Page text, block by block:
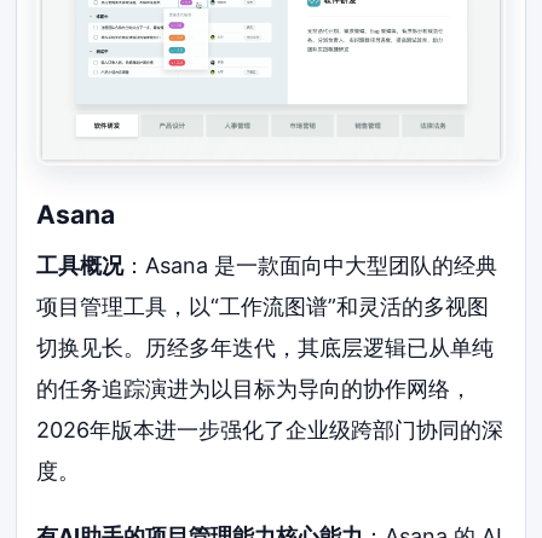
Asana
工具概况：Asana 是一款面向中大型团队的经典
项目管理工具，以“工作流图谱”和灵活的多视图
切换见长。历经多年迭代，其底层逻辑已从单纯
的任务追踪演进为以目标为导向的协作网络，
2026年版本进一步强化了企业级跨部门协同的深
度。